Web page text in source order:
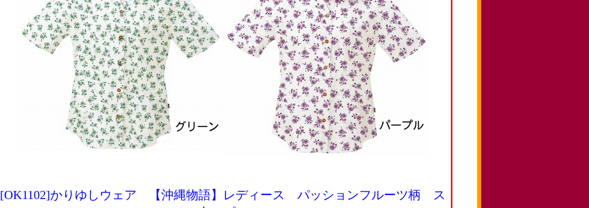
[OK1102]かりゆしウェア 【沖縄物語】レディース パッションフルーツ柄 ス